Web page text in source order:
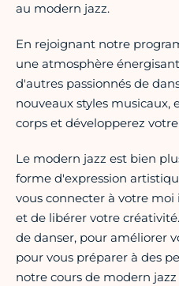
au modern jazz.
En rejoignant notre
une atmosphère
d'autres passionnés de
nouveaux styles musicaux,
corps et développerez
Le modern jazz est bien
forme d'expression
vous connecter à votre
et de libérer votre
de danser, pour améliorer
pour vous préparer à des
notre cours de modern